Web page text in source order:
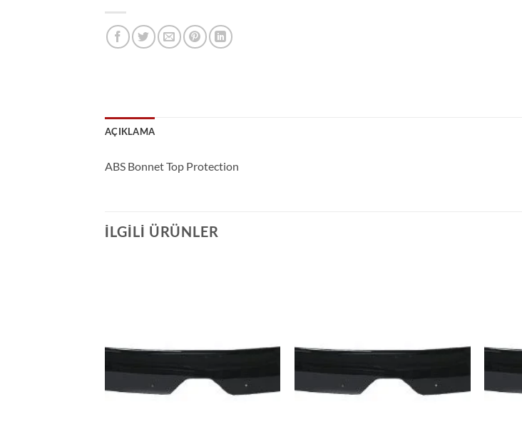
AÇIKLAMA
ABS Bonnet Top Protection
İLGILI ÜRÜNLER